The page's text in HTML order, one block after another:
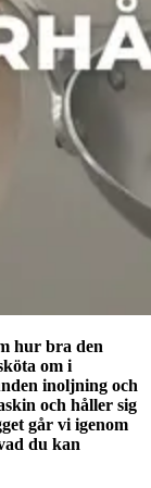
hur bra den
om i
inoljning och
och håller sig
går vi igenom
du kan